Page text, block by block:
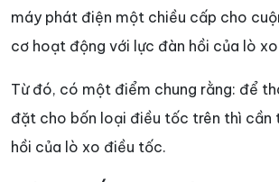
máy phát điện một chiều cấp cho
cơ hoạt động với lực đàn hồi của lò
Từ đó, có một điểm chung rằng: để
đặt cho bốn loại điều tốc trên thì cần
hồi của lò xo điều tốc.